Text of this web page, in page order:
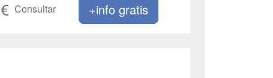
Consultar +info gratis